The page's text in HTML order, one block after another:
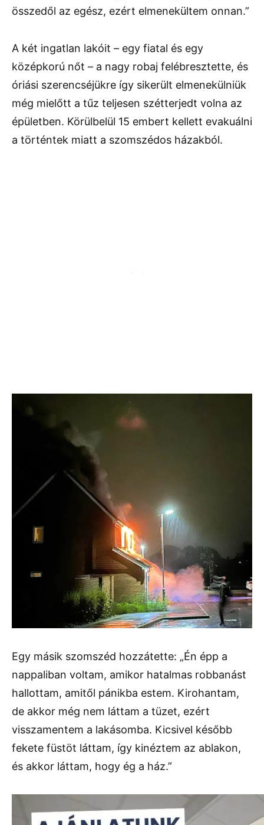
összedől az egész, ezért elmenekültem onnan.”
A két ingatlan lakóit – egy fiatal és egy
középkorú nőt – a nagy robaj felébresztette, és
óriási szerencséjükre így sikerült elmenekülniük
még mielőtt a tűz teljesen szétterjedt volna az
épületben. Körülbelül 15 embert kellett evakuálni
a történtek miatt a szomszédos házakból.
Egy másik szomszéd hozzátette: „Én épp a
nappaliban voltam, amikor hatalmas robbanást
hallottam, amitől pánikba estem. Kirohantam,
de akkor még nem láttam a tüzet, ezért
visszamentem a lakásomba. Kicsivel később
fekete füstöt láttam, így kinéztem az ablakon,
és akkor láttam, hogy ég a ház.”